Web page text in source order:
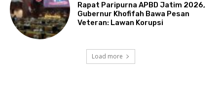
Rapat Paripurna APBD Jatim 2026,
Gubernur Khofifah Bawa Pesan
Veteran: Lawan Korupsi
Load more